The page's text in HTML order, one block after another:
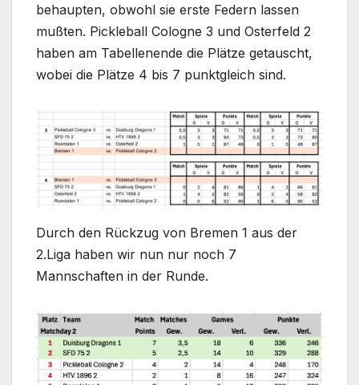
behaupten, obwohl sie erste Federn lassen
mußten. Pickleball Cologne 3 und Osterfeld 2
haben am Tabellenende die Plätze getauscht,
wobei die Plätze 4 bis 7 punktgleich sind.
Durch den Rückzug von Bremen 1 aus der
2.Liga haben wir nun nur noch 7
Mannschaften in der Runde.